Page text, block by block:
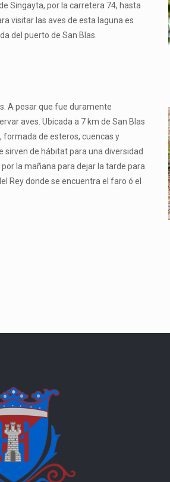
Singayta, por la carretera 74, hasta
visitar las aves de esta laguna es
del puerto de San Blas.
A pesar que fue duramente
aves. Ubicada a 7 km de San Blas
formada de esteros, cuencas y
sirven de hábitat para una diversidad
la mañana para dejar la tarde para
Rey donde se encuentra el faro ó el